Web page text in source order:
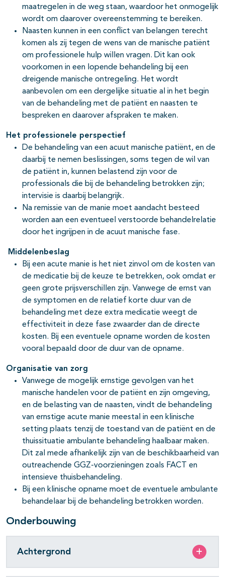
maatregelen in de weg staan, waardoor het onmogelijk
wordt om daarover overeenstemming te bereiken.
Naasten kunnen in een conflict van belangen terecht
komen als zij tegen de wens van de manische patiënt
om professionele hulp willen vragen. Dit kan ook
voorkomen in een lopende behandeling bij een
dreigende manische ontregeling. Het wordt
aanbevolen om een dergelijke situatie al in het begin
van de behandeling met de patiënt en naasten te
bespreken en daarover afspraken te maken.
Het professionele perspectief
De behandeling van een acuut manische patiënt, en de
daarbij te nemen beslissingen, soms tegen de wil van
de patiënt in, kunnen belastend zijn voor de
professionals die bij de behandeling betrokken zijn;
intervisie is daarbij belangrijk.
Na remissie van de manie moet aandacht besteed
worden aan een eventueel verstoorde behandelrelatie
door het ingrijpen in de acuut manische fase.
Middelenbeslag
Bij een acute manie is het niet zinvol om de kosten van
de medicatie bij de keuze te betrekken, ook omdat er
geen grote prijsverschillen zijn. Vanwege de ernst van
de symptomen en de relatief korte duur van de
behandeling met deze extra medicatie weegt de
effectiviteit in deze fase zwaarder dan de directe
kosten. Bij een eventuele opname worden de kosten
vooral bepaald door de duur van de opname.
Organisatie van zorg
Vanwege de mogelijk ernstige gevolgen van het
manische handelen voor de patiënt en zijn omgeving,
en de belasting van de naasten, vindt de behandeling
van ernstige acute manie meestal in een klinische
setting plaats tenzij de toestand van de patiënt en de
thuissituatie ambulante behandeling haalbaar maken.
Dit zal mede afhankelijk zijn van de beschikbaarheid van
outreachende GGZ-voorzieningen zoals FACT en
intensieve thuisbehandeling.
Bij een klinische opname moet de eventuele ambulante
behandelaar bij de behandeling betrokken worden.
Onderbouwing
Achtergrond